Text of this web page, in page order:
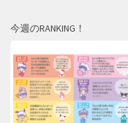
今週のRANKING！